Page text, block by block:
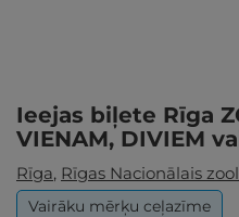
Ieejas biļete Rīga
VIENAM, DIVIEM
Rīga, Rīgas Nacionālais
Vairāku mērķu ceļazīme